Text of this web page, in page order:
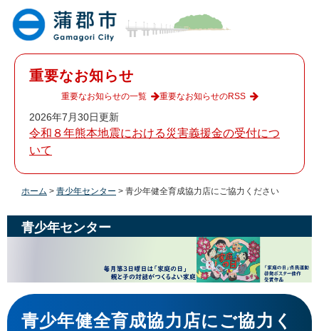
重要なお知らせ
2026年7月30日更新
令和８年熊本地震における災害義援金の受付につ
いて
重要なお知らせの一覧 重要なお知らせのRSS
ホーム > 青少年センター > 青少年健全育成協力店にご協力ください
青少年センター
本
文
青少年健全育成協力店にご協力く